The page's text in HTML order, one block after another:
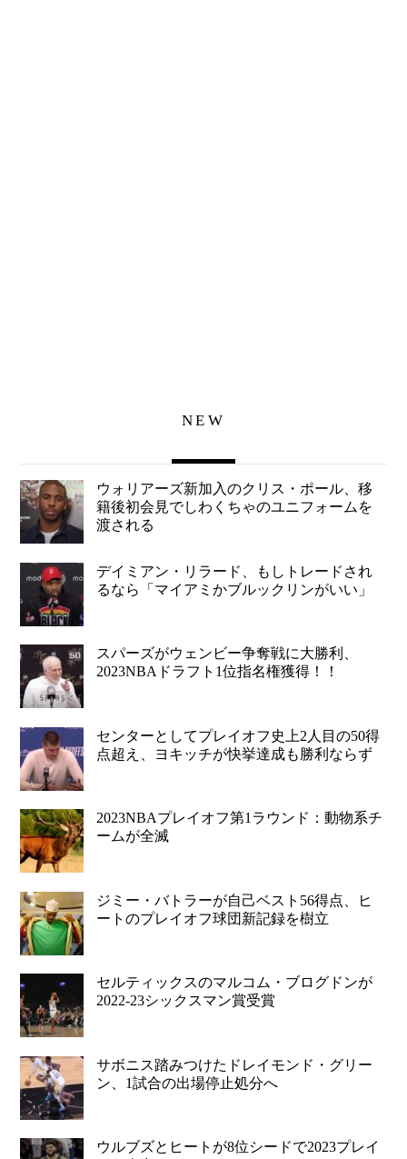
NEW
ウォリアーズ新加入のクリス・ポール、移
籍後初会見でしわくちゃのユニフォームを
渡される
デイミアン・リラード、もしトレードされ
るなら「マイアミかブルックリンがいい」
スパーズがウェンビー争奪戦に大勝利、
2023NBAドラフト1位指名権獲得！！
センターとしてプレイオフ史上2人目の50得
点超え、ヨキッチが快挙達成も勝利ならず
2023NBAプレイオフ第1ラウンド：動物系チ
ームが全滅
ジミー・バトラーが自己ベスト56得点、ヒ
ートのプレイオフ球団新記録を樹立
セルティックスのマルコム・ブログドンが
2022-23シックスマン賞受賞
サボニス踏みつけたドレイモンド・グリー
ン、1試合の出場停止処分へ
ウルブズとヒートが8位シードで2023プレイ